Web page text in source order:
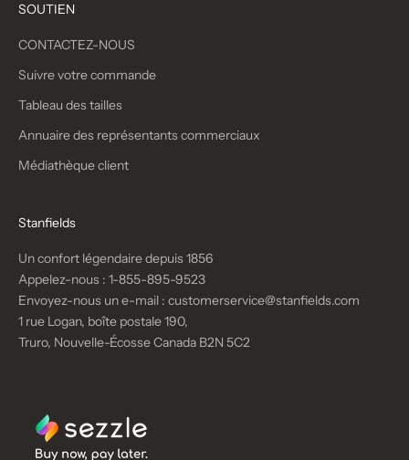
SOUTIEN
CONTACTEZ-NOUS
Suivre votre commande
Tableau des tailles
Annuaire des représentants commerciaux
Médiathèque client
Stanfields
Un confort légendaire depuis 1856
Appelez-nous : 1-855-895-9523
Envoyez-nous un e-mail : customerservice@stanfields.com
1 rue Logan, boîte postale 190,
Truro, Nouvelle-Écosse Canada B2N 5C2